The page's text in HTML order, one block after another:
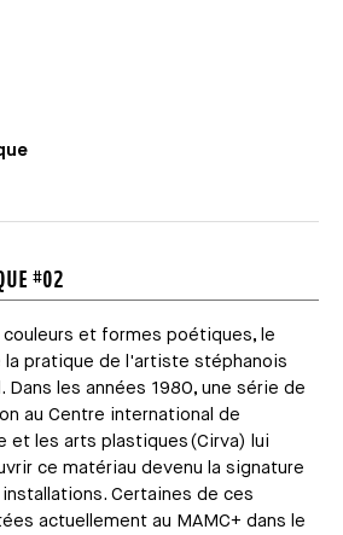
#02
et formes poétiques, le
pratique de l'artiste stéphanois
Dans les années 1980, une série de
au Centre international de
et les arts plastiques (Cirva) lui
ce matériau devenu la signature
Certaines de ces
actuellement au MAMC+ dans le